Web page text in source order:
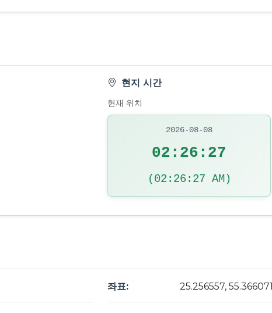
현지 시간
현재 위치
2026-08-08
02:26:28
(02:26:28 AM)
좌표: 25.256557, 55.366071